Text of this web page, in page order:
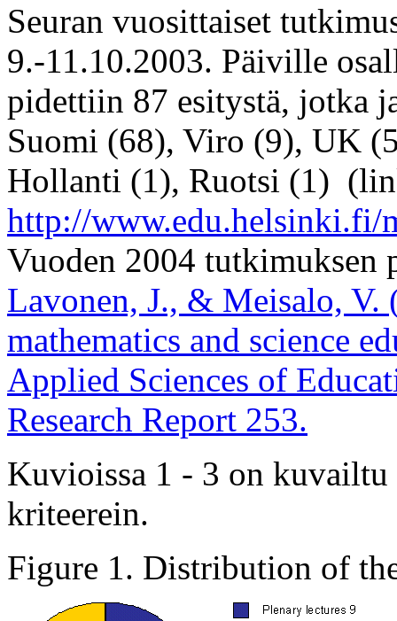
Seuran vuosittaiset
9.-11.10.2003. Päiville
pidettiin 87 esitystä, jotka
Suomi (68), Viro (9), UK
Hollanti (1), Ruotsi (1)
http://www.edu.helsinki.fi/
Vuoden 2004 tutkimuksen
Lavonen, J., & Meisalo, V.
mathematics and science
Applied Sciences of
Research Report 253.
Kuvioissa 1 - 3 on
kriteerein.
Figure 1. Distribution of